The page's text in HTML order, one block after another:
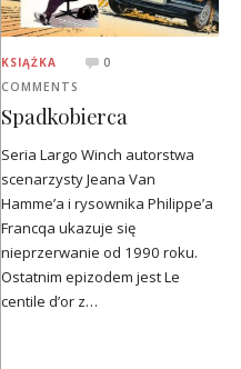
KSIĄŻKA
0
COMMENTS
Spadkobierca
Seria Largo Winch autorstwa
scenarzysty Jeana Van
Hamme’a i rysownika Philippe’a
Francqa ukazuje się
nieprzerwanie od 1990 roku.
Ostatnim epizodem jest Le
centile d’or z…